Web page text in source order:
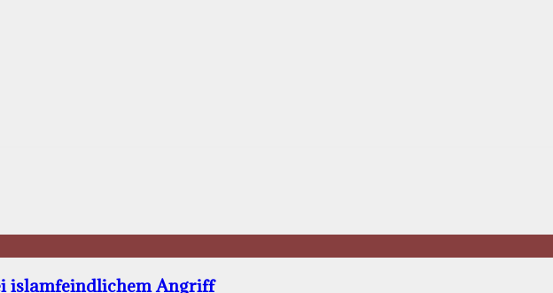
islamfeindlichem Angriff